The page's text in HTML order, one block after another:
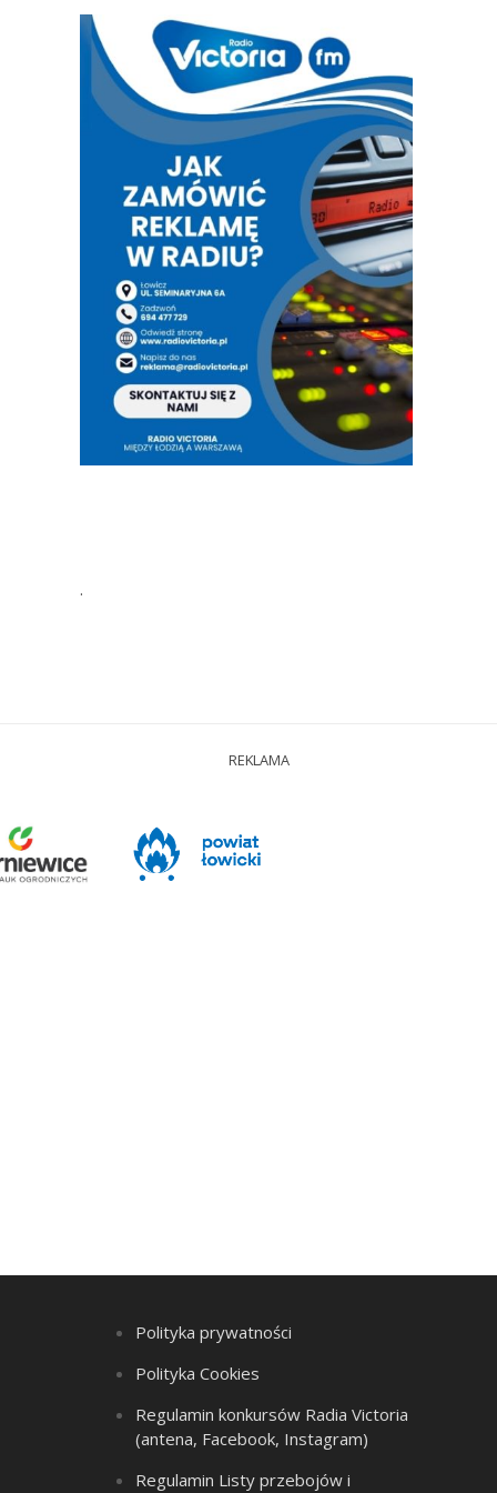
.
REKLAMA
Polityka prywatności
Polityka Cookies
Regulamin konkursów Radia Victoria
(antena, Facebook, Instagram)
Regulamin Listy przebojów i